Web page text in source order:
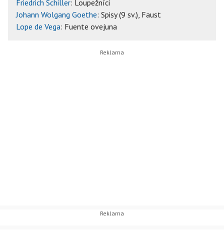
Friedrich Schiller: Loupežníci
Johann Wolgang Goethe: Spisy (9 sv.), Faust
Lope de Vega: Fuente ovejuna